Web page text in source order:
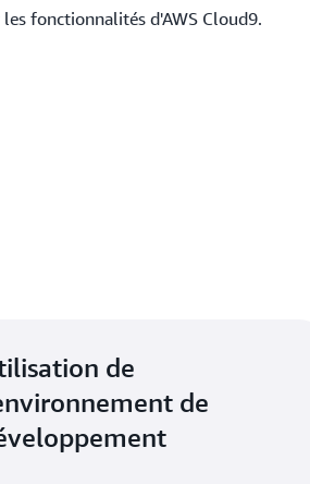
fonctionnalités d'AWS Cloud9.
de
de